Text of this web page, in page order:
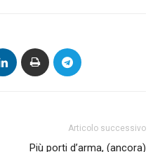
Articolo successivo
Più porti d’arma, (ancora)